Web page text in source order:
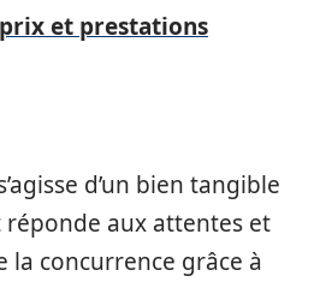
et prestations
d’un bien tangible
réponde aux attentes et
la concurrence grâce à